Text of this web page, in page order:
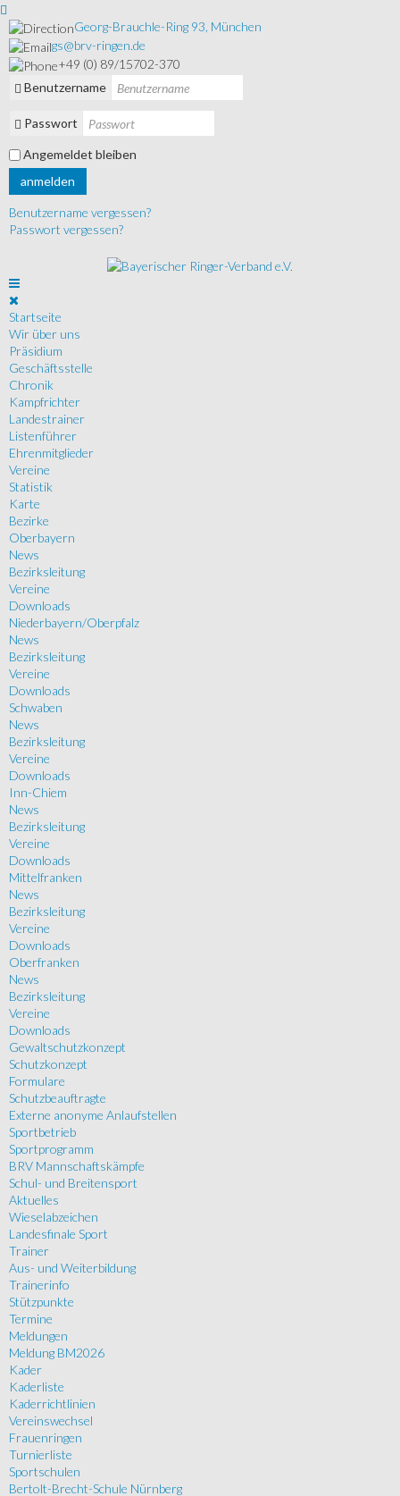
Georg-Brauchle-Ring 93, München
gs@brv-ringen.de
+49 (0) 89/15702-370
Benutzername
Passwort
Angemeldet bleiben
anmelden
Benutzername vergessen?
Passwort vergessen?
Startseite
Wir über uns
Präsidium
Geschäftsstelle
Chronik
Kampfrichter
Landestrainer
Listenführer
Ehrenmitglieder
Vereine
Statistik
Karte
Bezirke
Oberbayern
News
Bezirksleitung
Vereine
Downloads
Niederbayern/Oberpfalz
News
Bezirksleitung
Vereine
Downloads
Schwaben
News
Bezirksleitung
Vereine
Downloads
Inn-Chiem
News
Bezirksleitung
Vereine
Downloads
Mittelfranken
News
Bezirksleitung
Vereine
Downloads
Oberfranken
News
Bezirksleitung
Vereine
Downloads
Gewaltschutzkonzept
Schutzkonzept
Formulare
Schutzbeauftragte
Externe anonyme Anlaufstellen
Sportbetrieb
Sportprogramm
BRV Mannschaftskämpfe
Schul- und Breitensport
Aktuelles
Wieselabzeichen
Landesfinale Sport
Trainer
Aus- und Weiterbildung
Trainerinfo
Stützpunkte
Termine
Meldungen
Meldung BM2026
Kader
Kaderliste
Kaderrichtlinien
Vereinswechsel
Frauenringen
Turnierliste
Sportschulen
Bertolt-Brecht-Schule Nürnberg